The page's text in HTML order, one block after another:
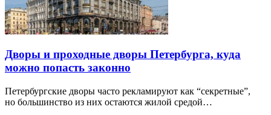
Дворы и проходные дворы Петербурга, куда
можно попасть законно
Петербургские дворы часто рекламируют как “секретные”,
но большинство из них остаются жилой средой…